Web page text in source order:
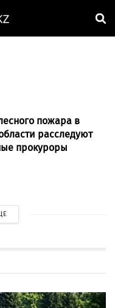
пожара в
расследуют
прокуроры